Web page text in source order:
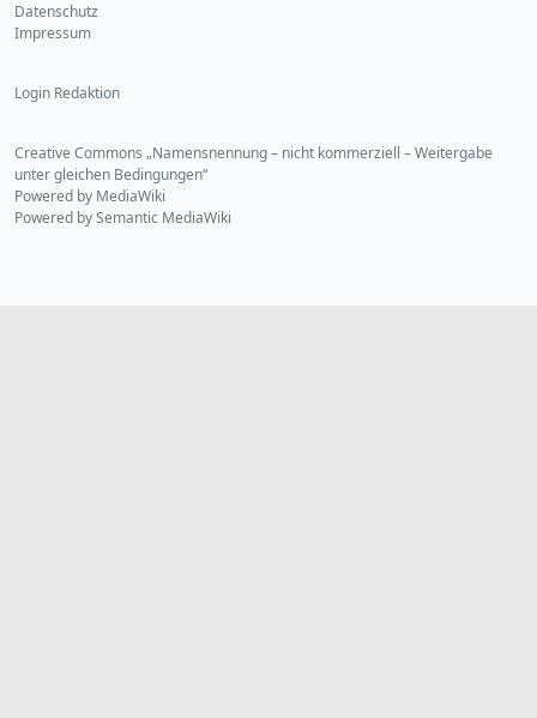
Datenschutz
Impressum
Login Redaktion
Creative Commons „Namensnennung – nicht kommerziell – Weitergabe
unter gleichen Bedingungen“
Powered by MediaWiki
Powered by Semantic MediaWiki